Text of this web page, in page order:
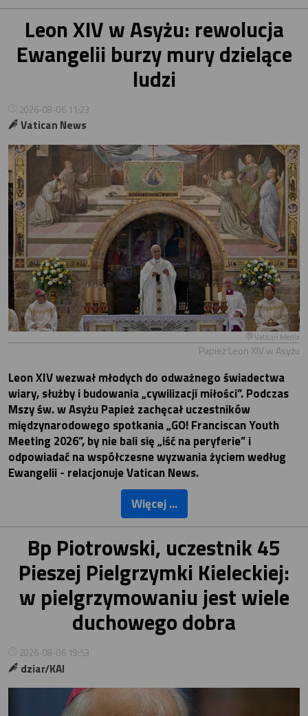
Leon XIV w Asyżu: rewolucja
Ewangelii burzy mury dzielące
ludzi
2026-08-06 11:23
Vatican News
Vatican Media
Papież Leon XIV w Asyżu
Leon XIV wezwał młodych do odważnego świadectwa
wiary, służby i budowania „cywilizacji miłości”. Podczas
Mszy św. w Asyżu Papież zachęcał uczestników
międzynarodowego spotkania „GO! Franciscan Youth
Meeting 2026”, by nie bali się „iść na peryferie” i
odpowiadać na współczesne wyzwania życiem według
Ewangelii - relacjonuje Vatican News.
Więcej ...
Bp Piotrowski, uczestnik 45
Pieszej Pielgrzymki Kieleckiej:
w pielgrzymowaniu jest wiele
duchowego dobra
2026-08-06 19:53
dziar/KAI